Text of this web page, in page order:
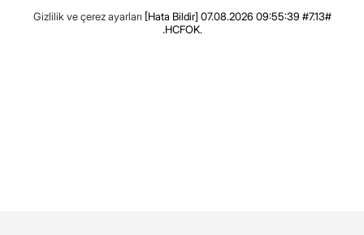
Gizlilik ve çerez ayarları [Hata Bildir] 07.08.2026 09:55:39 #7.13#
.HCFOK.